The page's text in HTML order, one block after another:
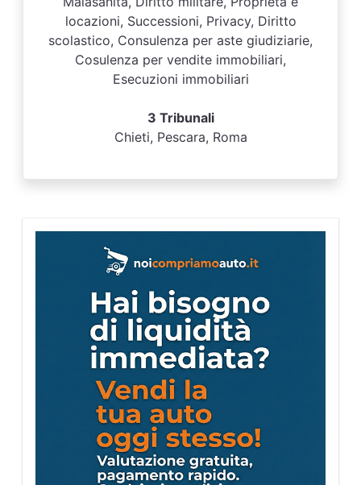
locazioni, Successioni, Privacy, Diritto
scolastico, Consulenza per aste giudiziarie,
Cosulenza per vendite immobiliari,
Esecuzioni immobiliari
3 Tribunali
Chieti, Pescara, Roma